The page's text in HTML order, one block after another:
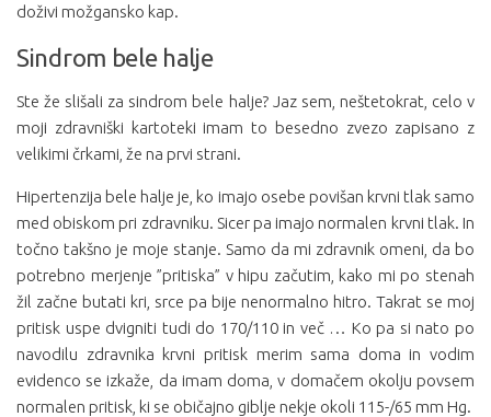
doživi možgansko kap.
Sindrom bele halje
Ste že slišali za sindrom bele halje? Jaz sem, neštetokrat, celo v
moji zdravniški kartoteki imam to besedno zvezo zapisano z
velikimi črkami, že na prvi strani.
Hipertenzija bele halje je, ko imajo osebe povišan krvni tlak samo
med obiskom pri zdravniku. Sicer pa imajo normalen krvni tlak. In
točno takšno je moje stanje. Samo da mi zdravnik omeni, da bo
potrebno merjenje ”pritiska” v hipu začutim, kako mi po stenah
žil začne butati kri, srce pa bije nenormalno hitro. Takrat se moj
pritisk uspe dvigniti tudi do 170/110 in več … Ko pa si nato po
navodilu zdravnika krvni pritisk merim sama doma in vodim
evidenco se izkaže, da imam doma, v domačem okolju povsem
normalen pritisk, ki se običajno giblje nekje okoli 115-/65 mm Hg.